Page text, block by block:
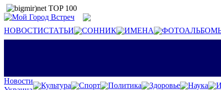
НОВОСТИСТАТЬИ СОННИК ИМЕНА
Новости
Культура Спорт Политика Здоровье Наука